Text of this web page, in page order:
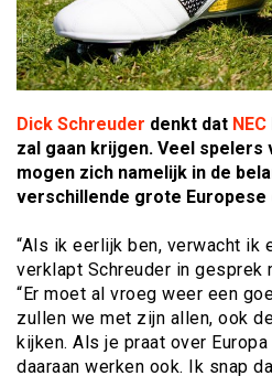
Dick Schreuder denkt dat NEC
zal gaan krijgen. Veel spelers
mogen zich namelijk in de
verschillende grote Europese
“Als ik eerlijk ben, verwacht ik
verklapt Schreuder in gesprek
“Er moet al vroeg weer een
zullen we met zijn allen, ook
kijken. Als je praat over
daaraan werken ook. Ik snap